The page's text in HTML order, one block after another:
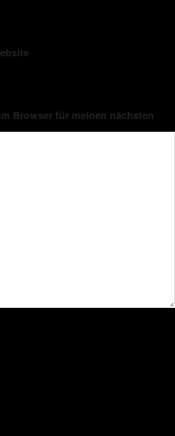
Browser für meinen nächsten